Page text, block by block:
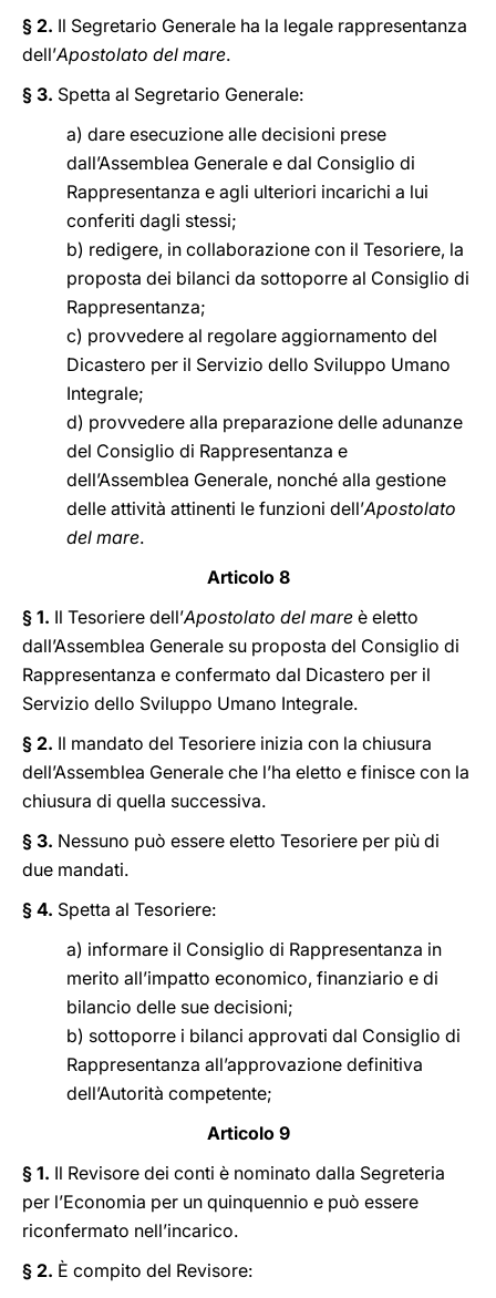
§ 2. Il Segretario Generale ha la legale rappresentanza
dell’Apostolato del mare.
§ 3. Spetta al Segretario Generale:
a) dare esecuzione alle decisioni prese
dall’Assemblea Generale e dal Consiglio di
Rappresentanza e agli ulteriori incarichi a lui
conferiti dagli stessi;
b) redigere, in collaborazione con il Tesoriere, la
proposta dei bilanci da sottoporre al Consiglio di
Rappresentanza;
c) provvedere al regolare aggiornamento del
Dicastero per il Servizio dello Sviluppo Umano
Integrale;
d) provvedere alla preparazione delle adunanze
del Consiglio di Rappresentanza e
dell’Assemblea Generale, nonché alla gestione
delle attività attinenti le funzioni dell’Apostolato
del mare.
Articolo 8
§ 1. Il Tesoriere dell’Apostolato del mare è eletto
dall’Assemblea Generale su proposta del Consiglio di
Rappresentanza e confermato dal Dicastero per il
Servizio dello Sviluppo Umano Integrale.
§ 2. Il mandato del Tesoriere inizia con la chiusura
dell’Assemblea Generale che l’ha eletto e finisce con la
chiusura di quella successiva.
§ 3. Nessuno può essere eletto Tesoriere per più di
due mandati.
§ 4. Spetta al Tesoriere:
a) informare il Consiglio di Rappresentanza in
merito all’impatto economico, finanziario e di
bilancio delle sue decisioni;
b) sottoporre i bilanci approvati dal Consiglio di
Rappresentanza all’approvazione definitiva
dell’Autorità competente;
Articolo 9
§ 1. Il Revisore dei conti è nominato dalla Segreteria
per l’Economia per un quinquennio e può essere
riconfermato nell’incarico.
§ 2. È compito del Revisore: